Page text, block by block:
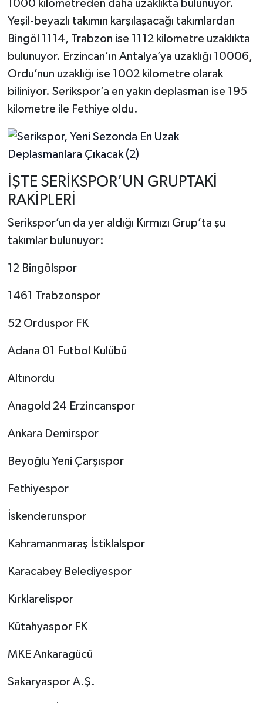
1000 kilometreden daha uzaklıkta bulunuyor.
Yeşil-beyazlı takımın karşılaşacağı takımlardan
Bingöl 1114, Trabzon ise 1112 kilometre uzaklıkta
bulunuyor. Erzincan’ın Antalya’ya uzaklığı 10006,
Ordu’nun uzaklığı ise 1002 kilometre olarak
biliniyor. Serikspor’a en yakın deplasman ise 195
kilometre ile Fethiye oldu.
İŞTE SERİKSPOR’UN GRUPTAKİ
RAKİPLERİ
Serikspor’un da yer aldığı Kırmızı Grup’ta şu
takımlar bulunuyor:
12 Bingölspor
1461 Trabzonspor
52 Orduspor FK
Adana 01 Futbol Kulübü
Altınordu
Anagold 24 Erzincanspor
Ankara Demirspor
Beyoğlu Yeni Çarşıspor
Fethiyespor
İskenderunspor
Kahramanmaraş İstiklalspor
Karacabey Belediyespor
Kırklarelispor
Kütahyaspor FK
MKE Ankaragücü
Sakaryaspor A.Ş.